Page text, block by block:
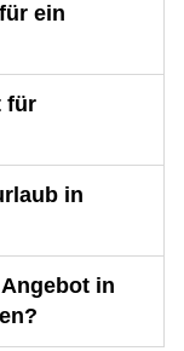
ein
für
in
in